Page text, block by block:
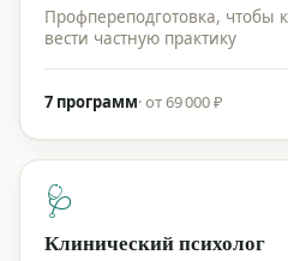
Профпереподготовка, чтобы
вести частную практику
7 программ·от 69 000 ₽
🩺
Клинический психолог